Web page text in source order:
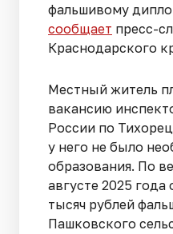
фальшивому
сообщает пресс-
Краснодарского
Местный житель
вакансию
России по
у него не было
образования. По
августе 2025 года
тысяч рублей
Пашковского